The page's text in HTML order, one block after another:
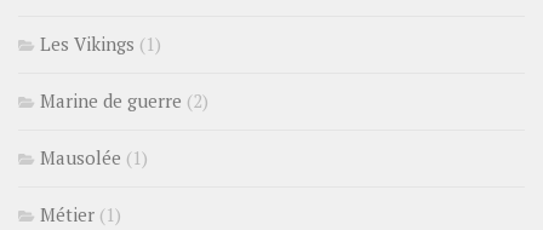
Les Vikings (1)
Marine de guerre (2)
Mausolée (1)
Métier (1)